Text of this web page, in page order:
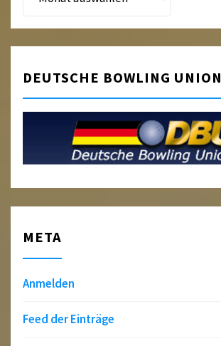
DEUTSCHE BOWLING UNION
META
Anmelden
Feed der Einträge